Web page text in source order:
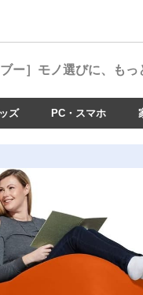
ー］ モノ選びに、もっ
ズ PC・スマホ